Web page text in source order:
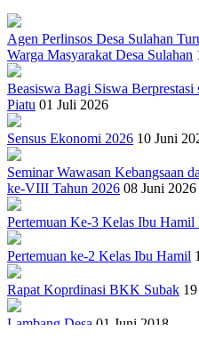
Agen Perlinsos Desa Sulahan
Warga Masyarakat Desa Sulahan
Beasiswa Bagi Siswa
Piatu 01 Juli 2026
Sensus Ekonomi 2026 10 Juni
Seminar Wawasan Kebangsaan
ke-VIII Tahun 2026 08 Juni 2026
Pertemuan Ke-3 Kelas Ibu Hamil
Pertemuan ke-2 Kelas Ibu Hamil
Rapat Koprdinasi BKK Subak
Lambang Desa 01 Juni 2018